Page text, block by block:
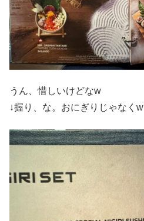
うん、惜しいけどなw
↓握り、な。おにぎりじゃなくw